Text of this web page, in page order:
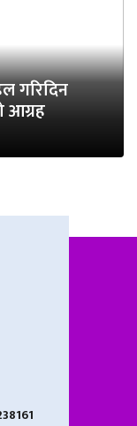
गरिदिन
आग्रह